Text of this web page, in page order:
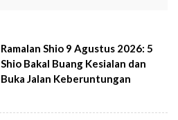
Ramalan Shio 9 Agustus 2026: 5
Shio Bakal Buang Kesialan dan
Buka Jalan Keberuntungan